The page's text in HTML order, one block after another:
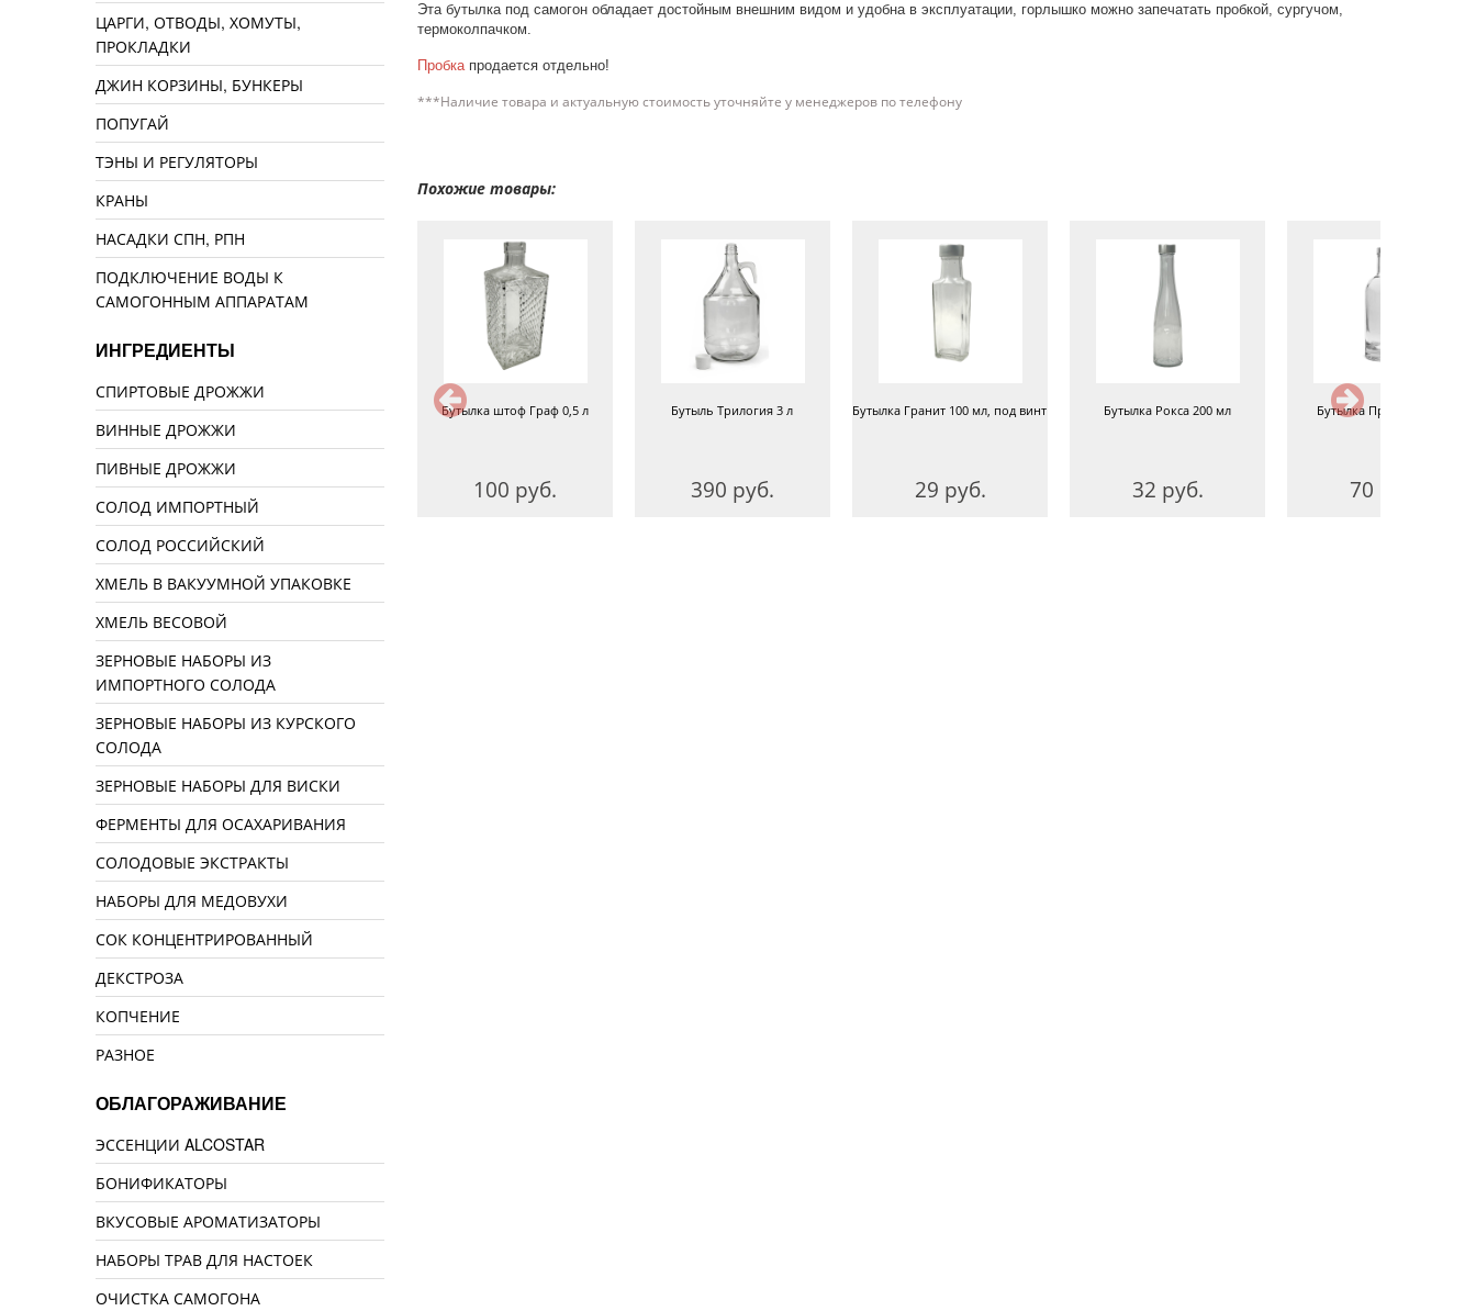
Эта бутылка под самогон обладает достойным внешним видом и удобна в эксплуатации, горлышко можно запечатать пробкой, сургучом,
термоколпачком.
Пробкапродается отдельно!
***Наличие товара и актуальную стоимость уточняйте у менеджеров по телефону
Похожие товары:
Бутылка Граппа 0,5 л
50 руб.
Бутылка Виски Премиум 1 л
130 руб.
Бутылка штоф Граф 0,5 л
100 руб.
Бутыль Трилогия 3 л
390 руб.
Бутылка Гранит 100 мл, под винт
29 руб.
Бутылка Рокса 200 мл
32 руб.
Бутылка Премиум 0,5 л
70 руб.
ЦАРГИ, ОТВОДЫ, ХОМУТЫ,
ПРОКЛАДКИ
ДЖИН КОРЗИНЫ, БУНКЕРЫ
ПОПУГАЙ
ТЭНЫ И РЕГУЛЯТОРЫ
КРАНЫ
НАСАДКИ СПН, РПН
ПОДКЛЮЧЕНИЕ ВОДЫ К
САМОГОННЫМ АППАРАТАМ
ИНГРЕДИЕНТЫ
СПИРТОВЫЕ ДРОЖЖИ
ВИННЫЕ ДРОЖЖИ
ПИВНЫЕ ДРОЖЖИ
СОЛОД ИМПОРТНЫЙ
СОЛОД РОССИЙСКИЙ
ХМЕЛЬ В ВАКУУМНОЙ УПАКОВКЕ
ХМЕЛЬ ВЕСОВОЙ
ЗЕРНОВЫЕ НАБОРЫ ИЗ
ИМПОРТНОГО СОЛОДА
ЗЕРНОВЫЕ НАБОРЫ ИЗ КУРСКОГО
СОЛОДА
ЗЕРНОВЫЕ НАБОРЫ ДЛЯ ВИСКИ
ФЕРМЕНТЫ ДЛЯ ОСАХАРИВАНИЯ
СОЛОДОВЫЕ ЭКСТРАКТЫ
НАБОРЫ ДЛЯ МЕДОВУХИ
СОК КОНЦЕНТРИРОВАННЫЙ
ДЕКСТРОЗА
КОПЧЕНИЕ
РАЗНОЕ
ОБЛАГОРАЖИВАНИЕ
ЭССЕНЦИИ ALCOSTAR
БОНИФИКАТОРЫ
ВКУСОВЫЕ АРОМАТИЗАТОРЫ
НАБОРЫ ТРАВ ДЛЯ НАСТОЕК
ОЧИСТКА САМОГОНА